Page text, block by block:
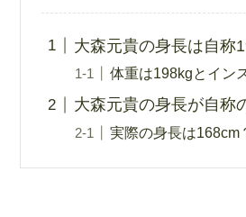
大森元貴の身長は自称
体重は198kgとイン
大森元貴の身長が自称
実際の身長は168cm